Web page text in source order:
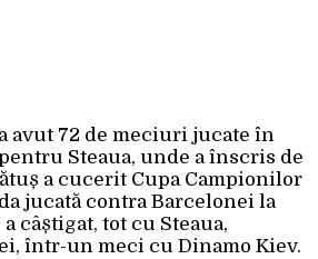
avut 72 de meciuri jucate în
Steaua, unde a înscris de
a cucerit Cupa Campionilor
jucată contra Barcelonei la
câștigat, tot cu Steaua,
într-un meci cu Dinamo Kiev.